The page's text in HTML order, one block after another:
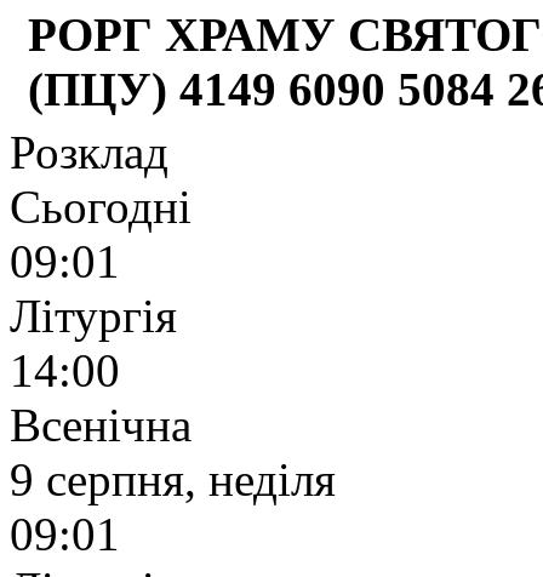
РОРГ ХРАМУ
(ПЦУ) 4149 6090 5084
Розклад
Сьогодні
09:01
Літургія
14:00
Всенічна
9 серпня, неділя
09:01